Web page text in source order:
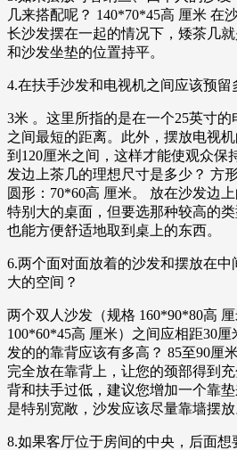
几来搭配呢？ 140*70*45高 厘米 在
长沙发摆在一起的情况下，矮茶几
和沙发坐垫的位置持平。
4.在扶手沙发和电视机之间应该预留
3米 。这里所指的是在一个25英寸
之间最短的距离。此外，摆放电视
到120厘米之间，这样才能使观众保
发边上茶几的理想尺寸是多少？ 方
圆形：70*60高 厘米。 放在沙发边
特别大的桌面，但要选那种较高的
也能方便舒适地取到桌上的东西。
6.两个面对面放着的沙发和摆放在
大的空间？
两个双人沙发（规格 160*90*80高
100*60*45高 厘米）之间应相距30
发的的靠背应该有多高？ 85至90厘
完全放在靠背上，让您的颈部得到
背和扶手过低，建议您增加一个靠
是特别宽敞，沙发应该尽量靠墙摆放
8.如果客厅位于房间的中央，后面